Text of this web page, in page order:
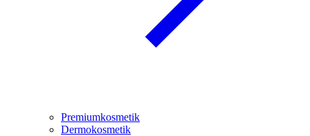
Premiumkosmetik
Dermokosmetik